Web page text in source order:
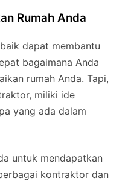
Rumah Anda
dapat membantu
bagaimana Anda
rumah Anda. Tapi,
miliki ide
yang ada dalam
untuk mendapatkan
kontraktor dan